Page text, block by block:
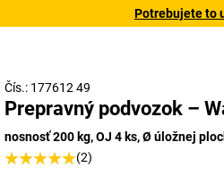
Potrebujete to
Čís.: 177612 49
Prepravný podvozok –
nosnosť 200 kg, OJ 4 ks, Ø úložnej
(2)